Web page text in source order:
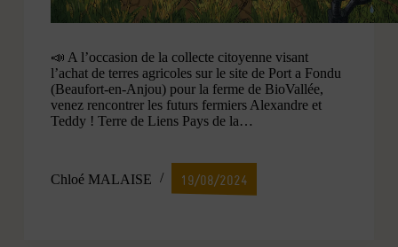
📣 A l’occasion de la collecte citoyenne visant
l’achat de terres agricoles sur le site de Port a Fondu
(Beaufort-en-Anjou) pour la ferme de BioVallée,
venez rencontrer les futurs fermiers Alexandre et
Teddy ! Terre de Liens Pays de la…
Chloé MALAISE 19/08/2024